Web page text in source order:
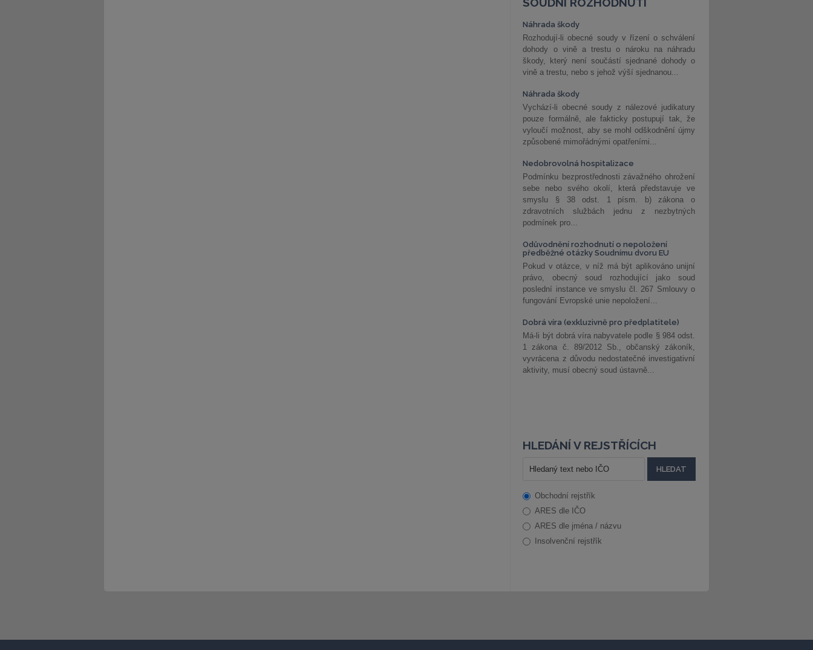
Náhrada škody
Rozhodují-li obecné soudy v řízení o schválení
dohody o vině a trestu o nároku na náhradu
škody, který není součástí sjednané dohody o
vině a trestu, nebo s jehož výší sjednanou...
Náhrada škody
Vychází-li obecné soudy z nálezové judikatury
pouze formálně, ale fakticky postupují tak, že
vyloučí možnost, aby se mohl odškodnění újmy
způsobené mimořádnými opatřeními...
Nedobrovolná hospitalizace
Podmínku bezprostřednosti závažného ohrožení
sebe nebo svého okolí, která představuje ve
smyslu § 38 odst. 1 písm. b) zákona o
zdravotních službách jednu z nezbytných
podmínek pro...
Odůvodnění rozhodnutí o nepoložení
předběžné otázky Soudnímu dvoru EU
Pokud v otázce, v níž má být aplikováno unijní
právo, obecný soud rozhodující jako soud
poslední instance ve smyslu čl. 267 Smlouvy o
fungování Evropské unie nepoložení...
Dobrá víra (exkluzivně pro předplatitele)
Má-li být dobrá víra nabyvatele podle § 984 odst.
1 zákona č. 89/2012 Sb., občanský zákoník,
vyvrácena z důvodu nedostatečné investigativní
aktivity, musí obecný soud ústavně...
HLEDÁNÍ V REJSTŘÍCÍCH
Obchodní rejstřík
ARES dle IČO
ARES dle jména / názvu
Insolvenční rejstřík